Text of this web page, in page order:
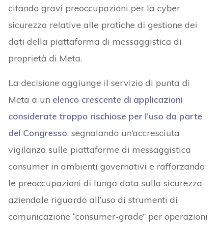
citando gravi preoccupazioni per la cyber
sicurezza relative alle pratiche di gestione dei
dati della piattaforma di messaggistica di
proprietà di Meta.
La decisione aggiunge il servizio di punta di
Meta a un elenco crescente di applicazioni
considerate troppo rischiose per l’uso da parte
del Congresso, segnalando un’accresciuta
vigilanza sulle piattaforme di messaggistica
consumer in ambienti governativi e rafforzando
le preoccupazioni di lunga data sulla sicurezza
aziendale riguardo all’uso di strumenti di
comunicazione “consumer-grade” per operazioni